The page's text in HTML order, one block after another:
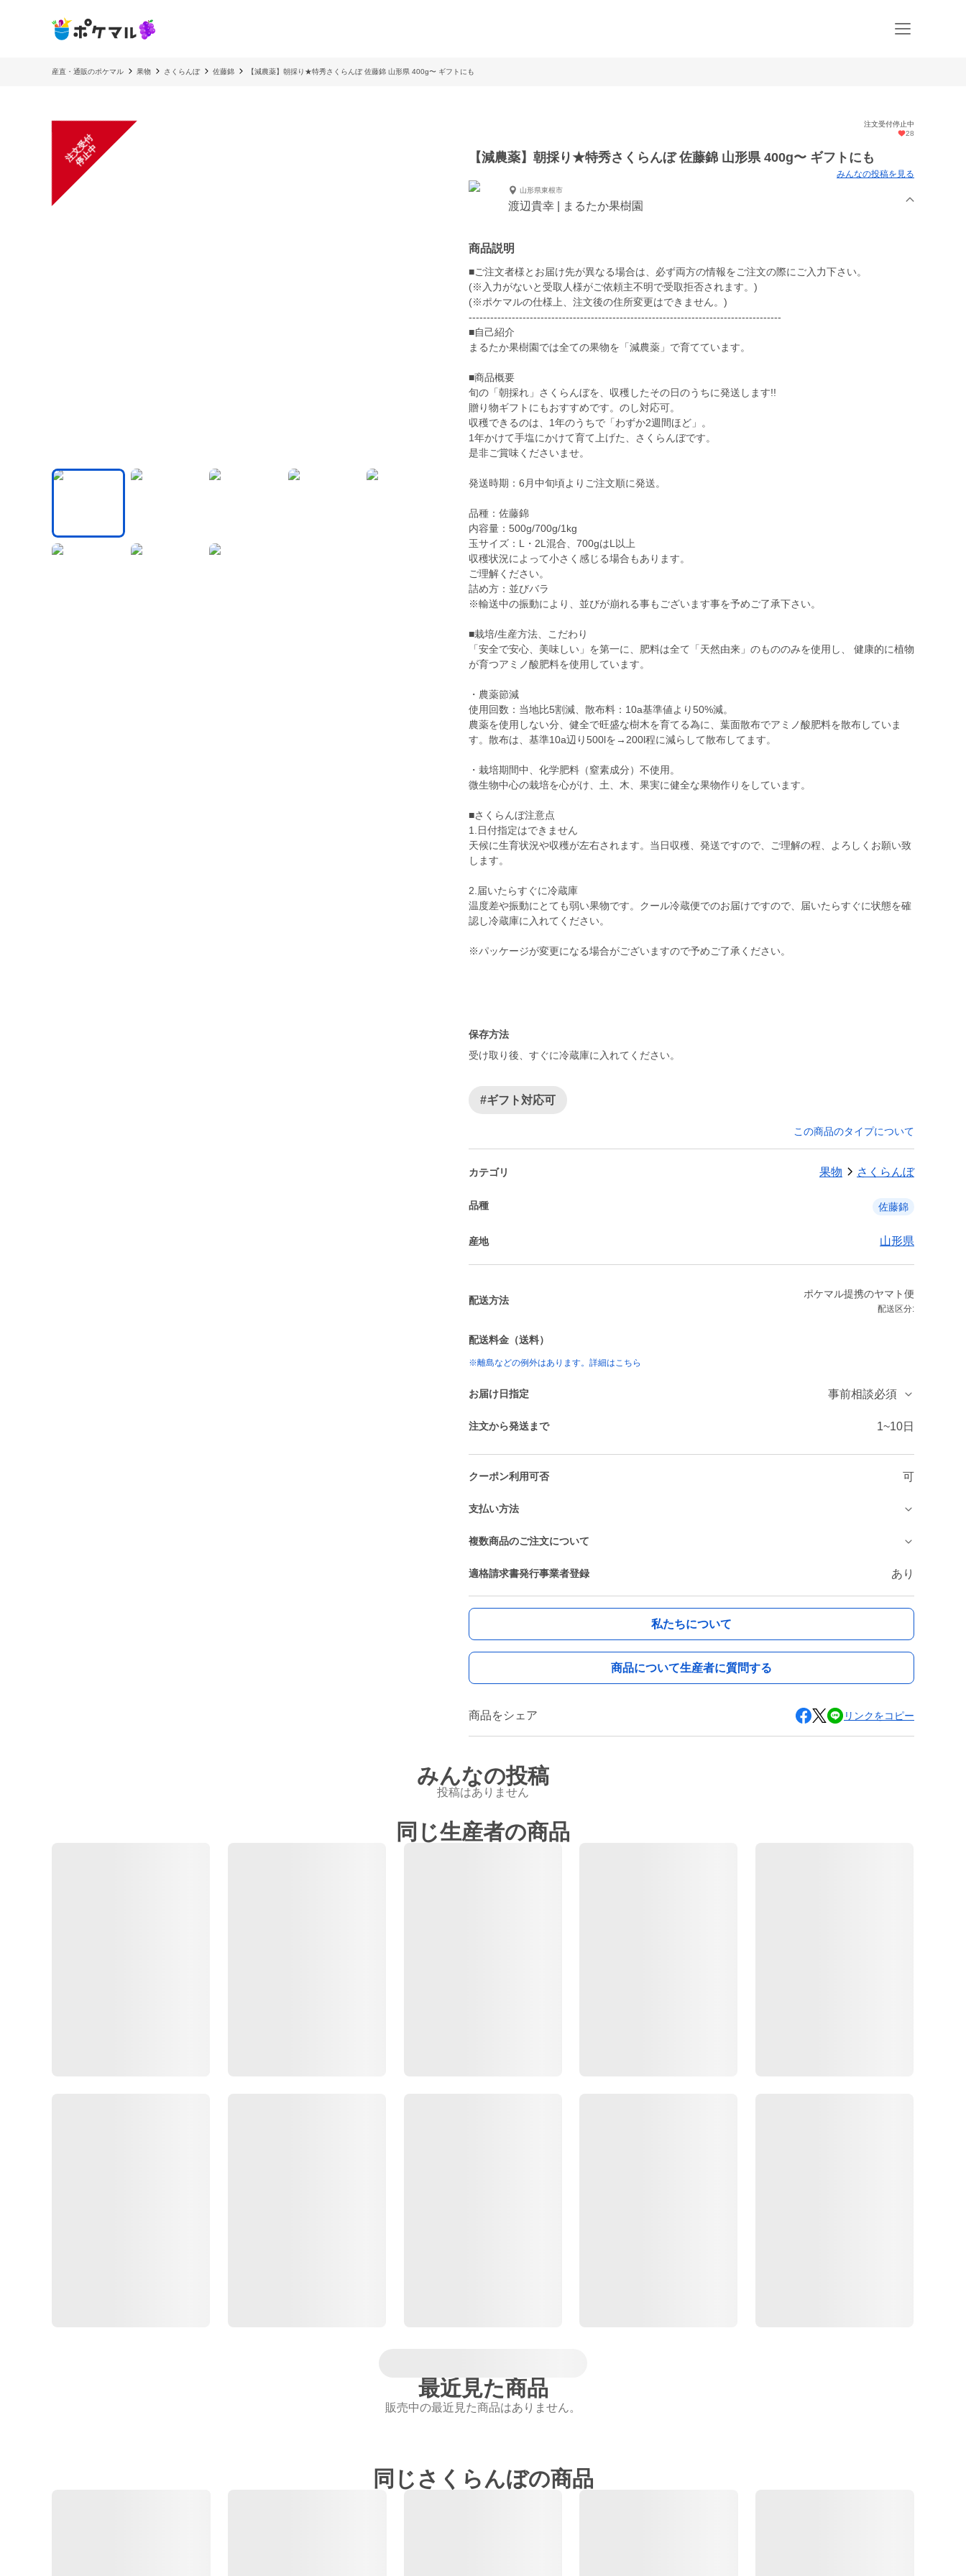
産直・通販のポケマル 果物 さくらんぼ 佐藤錦 【減農薬】朝採り★特秀さくらんぼ 佐藤錦 山形県 400g〜 ギフトにも
注
文
受
付
停
止
中
注文受付停止中
28
【減農薬】朝採り★特秀さくらんぼ 佐藤錦 山形県 400g〜 ギフトにも
みんなの投稿を見る
山形県東根市
渡辺貴幸 | まるたか果樹園
商品説明
■ご注文者様とお届け先が異なる場合は、必ず両方の情報をご注文の際にご入力下さい。
(※入力がないと受取人様がご依頼主不明で受取拒否されます。)
(※ポケマルの仕様上、注文後の住所変更はできません。)
---------------------------------------------------------------------------------------
■自己紹介
まるたか果樹園では全ての果物を「減農薬」で育てています。
■商品概要
旬の「朝採れ」さくらんぼを、収穫したその日のうちに発送します!!
贈り物ギフトにもおすすめです。のし対応可。
収穫できるのは、1年のうちで「わずか2週間ほど」。
1年かけて手塩にかけて育て上げた、さくらんぼです。
是非ご賞味くださいませ。
発送時期：6月中旬頃よりご注文順に発送。
品種：佐藤錦
内容量：500g/700g/1kg
玉サイズ：L・2L混合、700gはL以上
収穫状況によって小さく感じる場合もあります。
ご理解ください。
詰め方：並びバラ
※輸送中の振動により、並びが崩れる事もございます事を予めご了承下さい。
■栽培/生産方法、こだわり
「安全で安心、美味しい」を第一に、肥料は全て「天然由来」のもののみを使用し、 健康的に植物
が育つアミノ酸肥料を使用しています。
・農薬節減
使用回数：当地比5割減、散布料：10a基準値より50%減。
農薬を使用しない分、健全で旺盛な樹木を育てる為に、葉面散布でアミノ酸肥料を散布していま
す。散布は、基準10a辺り500lを→200l程に減らして散布してます。
・栽培期間中、化学肥料（窒素成分）不使用。
微生物中心の栽培を心がけ、土、木、果実に健全な果物作りをしています。
■さくらんぼ注意点
1.日付指定はできません
天候に生育状況や収穫が左右されます。当日収穫、発送ですので、ご理解の程、よろしくお願い致
します。
2.届いたらすぐに冷蔵庫
温度差や振動にとても弱い果物です。クール冷蔵便でのお届けですので、届いたらすぐに状態を確
認し冷蔵庫に入れてください。
※パッケージが変更になる場合がございますので予めご了承ください。
保存方法
受け取り後、すぐに冷蔵庫に入れてください。
#ギフト対応可
この商品のタイプについて
カテゴリ 果物 さくらんぼ
品種 佐藤錦
産地 山形県
配送方法
ポケマル提携のヤマト便
配送区分:
配送料金（送料）
※離島などの例外はあります。詳細はこちら
お届け日指定 事前相談必須
注文から発送まで 1~10日
クーポン利用可否 可
支払い方法
複数商品のご注文について
適格請求書発行事業者登録 あり
私たちについて
商品について生産者に質問する
商品をシェア リンクをコピー
みんなの投稿
投稿はありません
同じ生産者の商品
最近見た商品
販売中の最近見た商品はありません。
同じさくらんぼの商品